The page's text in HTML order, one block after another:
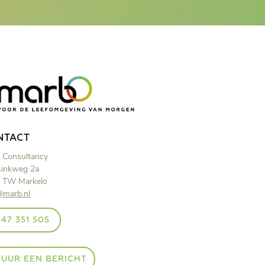
Consultancy
2a
TW Markelo
351 505
EEN BERICHT